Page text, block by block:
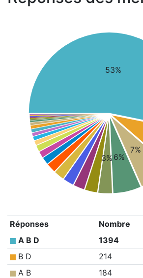
53%
7%
6%
3%
Réponses Nombre
A B D
1394
B D
214
A B
184